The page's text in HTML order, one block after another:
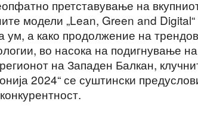
претставување на
модели „Lean, Green and
ум, а како продолжение на
во насока на подигнување
на Западен Балкан,
2024“ се суштински